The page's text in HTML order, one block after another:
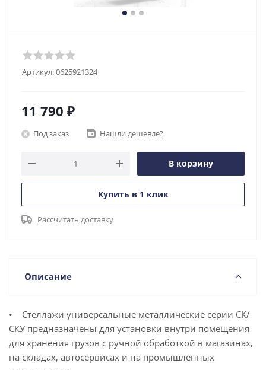
Артикул:0625921324
11 790 ₽
Под заказ Нашли дешевле?
В корзину
Купить в 1 клик
Рассчитать доставку
Описание
• Стеллажи универсальные металлические серии СК/
СКУ предназначены для установки внутри помещения
для хранения грузов с ручной обработкой в магазинах,
на складах, автосервисах и на промышленных